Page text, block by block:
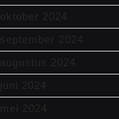
oktober 2024
september 2024
augustus 2024
juni 2024
mei 2024